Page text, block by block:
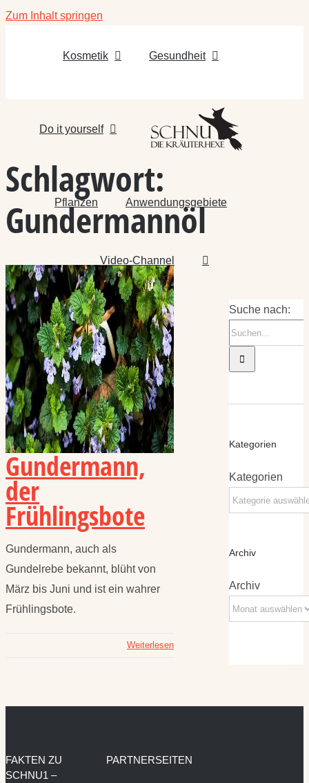
Zum Inhalt springen
Kosmetik Gesundheit
Do it yourself
Pflanzen Anwendungsgebiete
Video-Channel
Schlagwort:
Gundermannöl
Gundermann,
der
Frühlingsbote
Gundermann, auch als
Gundelrebe bekannt, blüht von
März bis Juni und ist ein wahrer
Frühlingsbote.
Weiterlesen
Suche nach:
Kategorien
Kategorien
Archiv
Archiv
FAKTEN ZU
SCHNU1 –
PARTNERSEITEN